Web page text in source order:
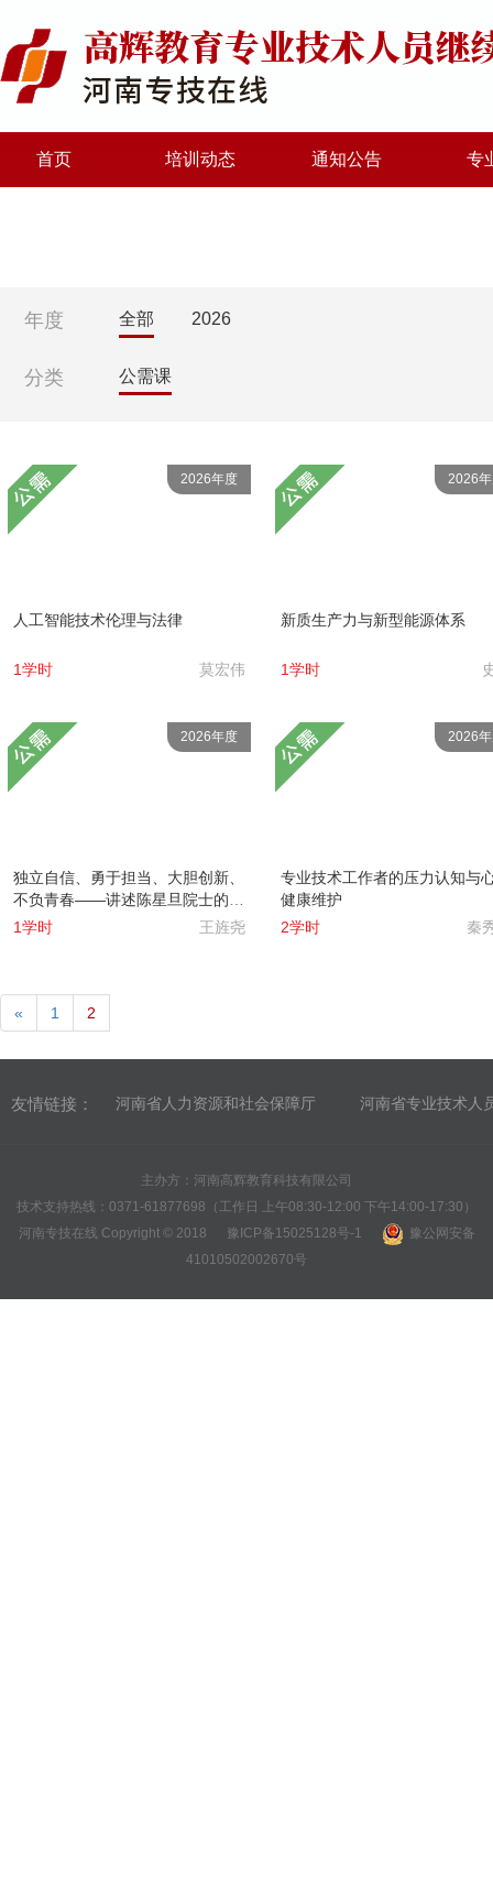
首页 培训动态 通知公告 专
年度 全部 2026
分类 公需课
2026年度
人工智能技术伦理与法律
1学时 莫宏伟
2026
新质生产力与新型能源体系
1学时
2026年度
独立自信、勇于担当、大胆创新、
不负青春——讲述陈星旦院士的故
事
1学时 王旌尧
2026
专业技术工作者的压力认知与
健康维护
2学时
秦
« 1 2
友情链接： 河南省人力资源和社会保障厅 河南省专业技术人
主办方：河南高辉教育科技有限公司
技术支持热线：0371-61877698（工作日 上午08:30-12:00 下午14:00-17:30）
河南专技在线 Copyright © 2018
豫ICP备15025128号-1
豫公网安备
41010502002670号